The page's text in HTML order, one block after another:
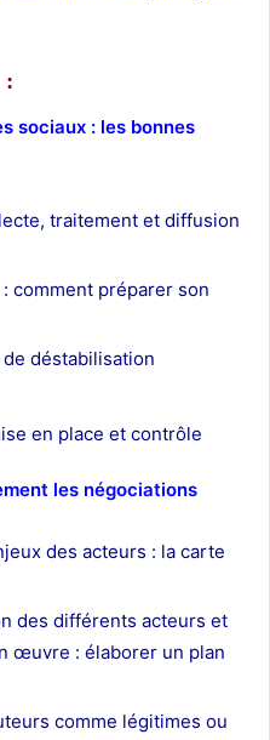
:
sociaux : les bonnes
traitement et diffusion
comment préparer son
déstabilisation
en place et contrôle
les négociations
des acteurs : la carte
des différents acteurs et
œuvre : élaborer un plan
comme légitimes ou